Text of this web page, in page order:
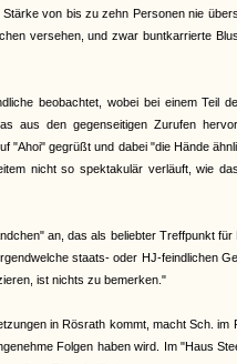
von bis zu zehn Personen nie
versehen, und zwar buntkarrierte
beobachtet, wobei bei einem Teil
aus den gegenseitigen Zurufen
"Ahoi" gegrüßt und dabei "die Hände
nicht so spektakulär verläuft, wie
an, das als beliebter Treffpunkt
staats- oder HJ-feindlichen
ist nichts zu bemerken."
in Rösrath kommt, macht Sch.
Folgen haben wird. Im "Haus